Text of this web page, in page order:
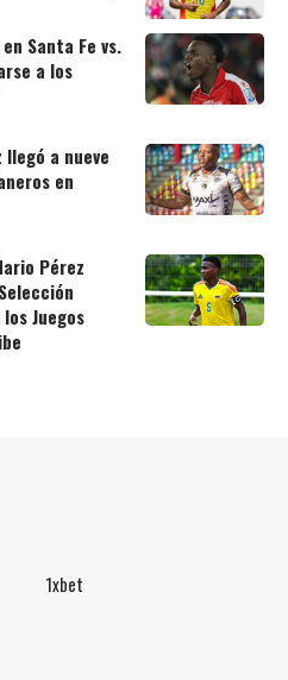
Santa Fe vs.
a los
llegó a nueve
en
Pérez
Juegos
1xbet